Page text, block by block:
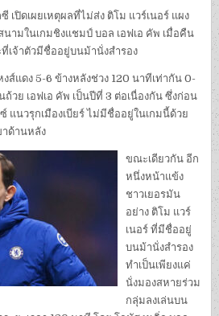
เปิดเผยเหตุผลที่ไม่ส่ง ติโม แวร์เนอร์ แผง
ามในเกมชิงแชมป์ บอล เอฟเอ คัพ เมื่อคืน
เจ้าตัวมีชื่ออยู่บนม้านั่งสำรอง
ส์แดง 5-6 ข้างหลังช่วง 120 นาทีเท่ากัน 0-
ถ้วย เอฟเอ คัพ เป็นปีที่ 3 ต่อเนื่องกัน ซึ่งก่อน
แนวรุกเมืองเบียร์ ไม่มีชื่ออยู่ในเกมนี้ด้วย
ด้านหลัง
ขณะเดียวกัน อีก
หนึ่งหน้าแข้ง
ชาวเยอรมัน
อย่าง ติโม แวร์
เนอร์ ที่มีชื่ออยู่
บนม้านั่งสำรอง
ทำเป็นเพียงแค่
นั่งมองสหายร่วม
กลุ่มลงเล่นบน